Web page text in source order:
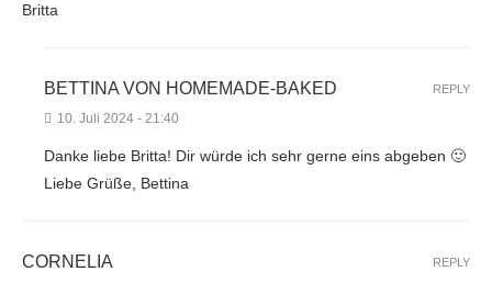
Britta
BETTINA VON HOMEMADE-BAKED
10. Juli 2024 - 21:40
Danke liebe Britta! Dir würde ich sehr gerne eins abgeben 🙂
Liebe Grüße, Bettina
REPLY
CORNELIA REPLY